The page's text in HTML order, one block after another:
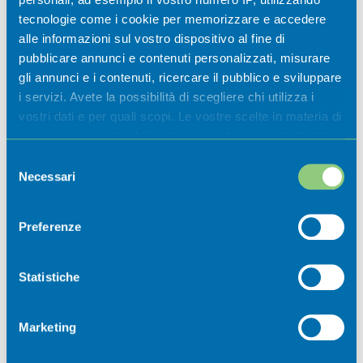
tecnologie come i cookie per memorizzare e accedere
alle informazioni sul vostro dispositivo al fine di
pubblicare annunci e contenuti personalizzati, misurare
gli annunci e i contenuti, ricercare il pubblico e sviluppare
i servizi. Avete la possibilità di scegliere chi utilizza i
vostri dati e per quali scopi. Le vostre scelte in materia di
privacy sono applicabili solo su questa proprietà digitale
modificare o revocare il proprio consenso in qualsiasi
momento dalla Dichiarazione sui cookie o facendo clic
raccogliere informazioni sulla tua posizione
geografica, con un'approssimazione di qualche
Identificare il tuo dispositivo, scansionandolo
delNecessari
Preferenze
Statistiche
Marketing
museali 2026
Casazza
non perdere nessuna novità dal mondo
della Val Cavallina.